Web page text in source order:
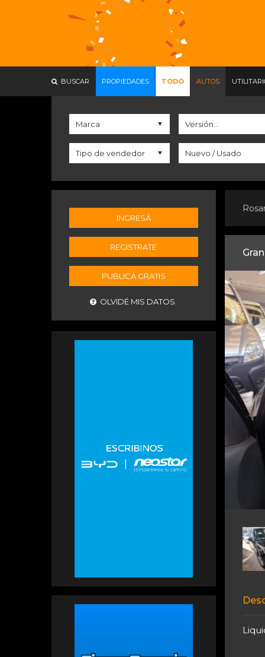
BUSCAR PROPIEDADES TODO AUTOS
INGRESÁ
REGISTRATE
PUBLICÁ GRATIS
OLVIDÉ MIS DATOS.